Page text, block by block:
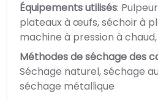
Équipements utilisés:
plateaux à œufs, séchoir à
machine à pression à
Méthodes de séchage des
Séchage naturel, séchage
séchage métallique